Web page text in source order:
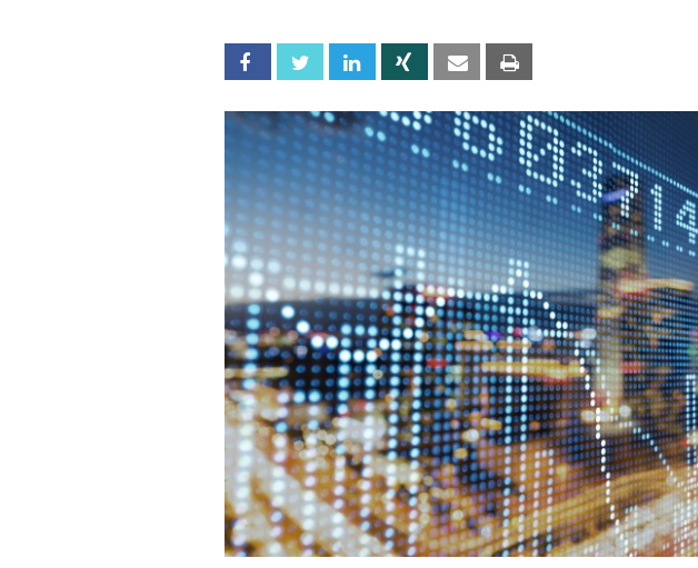
Facebook Twitter Linkedin Xing Email